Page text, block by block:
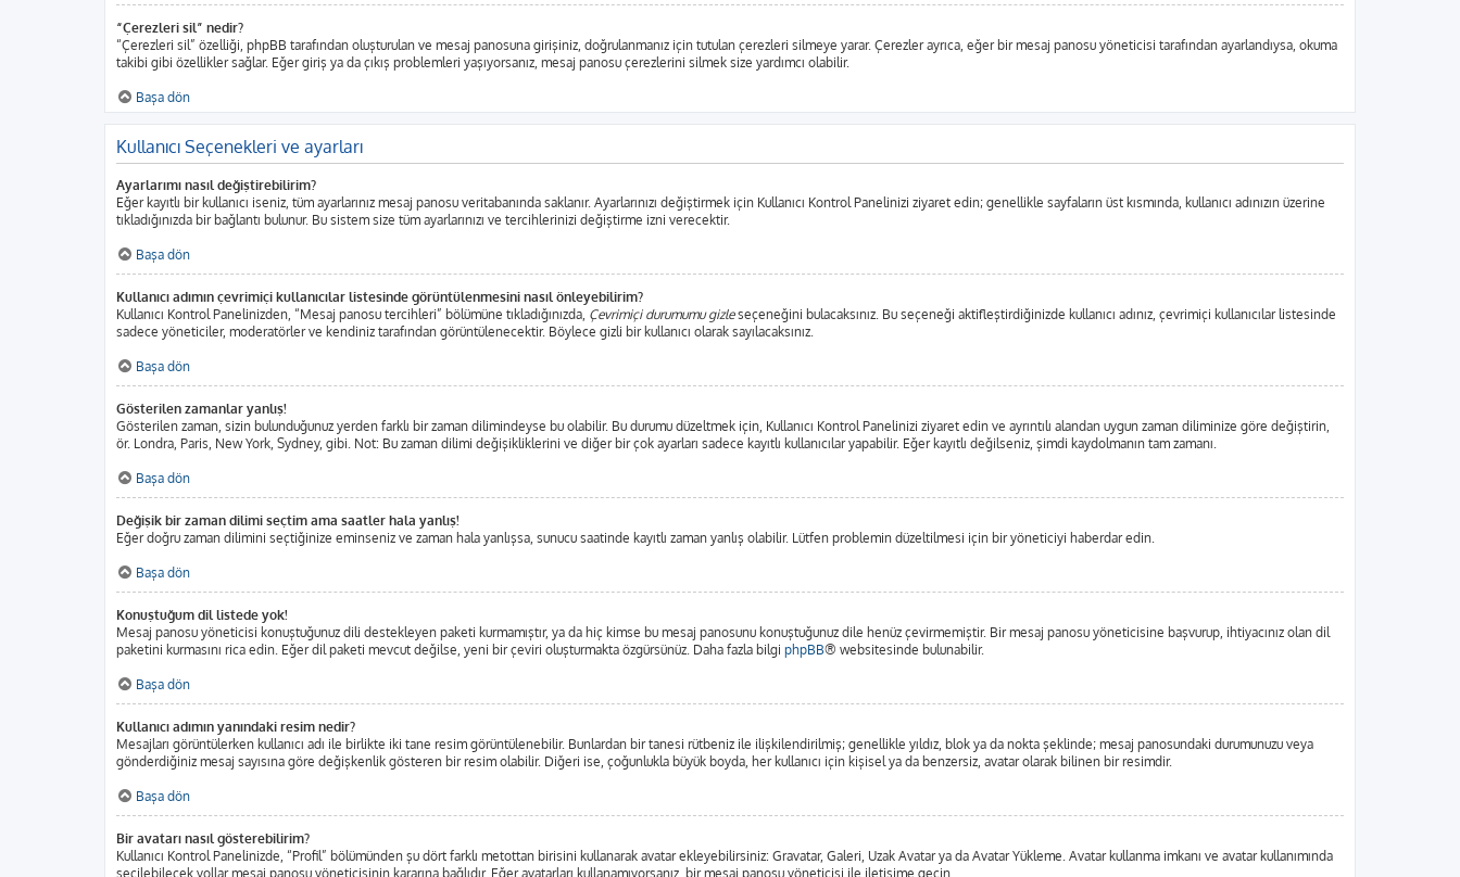
“Çerezleri sil” nedir?
“Çerezleri sil” özelliği, phpBB tarafından oluşturulan ve mesaj panosuna girişiniz, doğrulanmanız için tutulan çerezleri silmeye yarar. Çerezler ayrıca, eğer bir mesaj panosu yöneticisi tarafından ayarlandıysa, okuma
takibi gibi özellikler sağlar. Eğer giriş ya da çıkış problemleri yaşıyorsanız, mesaj panosu çerezlerini silmek size yardımcı olabilir.
Başa dön
Kullanıcı Seçenekleri ve ayarları
Ayarlarımı nasıl değiştirebilirim?
Eğer kayıtlı bir kullanıcı iseniz, tüm ayarlarınız mesaj panosu veritabanında saklanır. Ayarlarınızı değiştirmek için Kullanıcı Kontrol Panelinizi ziyaret edin; genellikle sayfaların üst kısmında, kullanıcı adınızın üzerine
tıkladığınızda bir bağlantı bulunur. Bu sistem size tüm ayarlarınızı ve tercihlerinizi değiştirme izni verecektir.
Başa dön
Kullanıcı adımın çevrimiçi kullanıcılar listesinde görüntülenmesini nasıl önleyebilirim?
Kullanıcı Kontrol Panelinizden, “Mesaj panosu tercihleri” bölümüne tıkladığınızda, Çevrimiçi durumumu gizleseçeneğini bulacaksınız. Bu seçeneği aktifleştirdiğinizde kullanıcı adınız, çevrimiçi kullanıcılar listesinde
sadece yöneticiler, moderatörler ve kendiniz tarafından görüntülenecektir. Böylece gizli bir kullanıcı olarak sayılacaksınız.
Başa dön
Gösterilen zamanlar yanlış!
Gösterilen zaman, sizin bulunduğunuz yerden farklı bir zaman dilimindeyse bu olabilir. Bu durumu düzeltmek için, Kullanıcı Kontrol Panelinizi ziyaret edin ve ayrıntılı alandan uygun zaman diliminize göre değiştirin,
ör. Londra, Paris, New York, Sydney, gibi. Not: Bu zaman dilimi değişikliklerini ve diğer bir çok ayarları sadece kayıtlı kullanıcılar yapabilir. Eğer kayıtlı değilseniz, şimdi kaydolmanın tam zamanı.
Başa dön
Değişik bir zaman dilimi seçtim ama saatler hala yanlış!
Eğer doğru zaman dilimini seçtiğinize eminseniz ve zaman hala yanlışsa, sunucu saatinde kayıtlı zaman yanlış olabilir. Lütfen problemin düzeltilmesi için bir yöneticiyi haberdar edin.
Başa dön
Konuştuğum dil listede yok!
Mesaj panosu yöneticisi konuştuğunuz dili destekleyen paketi kurmamıştır, ya da hiç kimse bu mesaj panosunu konuştuğunuz dile henüz çevirmemiştir. Bir mesaj panosu yöneticisine başvurup, ihtiyacınız olan dil
paketini kurmasını rica edin. Eğer dil paketi mevcut değilse, yeni bir çeviri oluşturmakta özgürsünüz. Daha fazla bilgi phpBB® websitesinde bulunabilir.
Başa dön
Kullanıcı adımın yanındaki resim nedir?
Mesajları görüntülerken kullanıcı adı ile birlikte iki tane resim görüntülenebilir. Bunlardan bir tanesi rütbeniz ile ilişkilendirilmiş; genellikle yıldız, blok ya da nokta şeklinde; mesaj panosundaki durumunuzu veya
gönderdiğiniz mesaj sayısına göre değişkenlik gösteren bir resim olabilir. Diğeri ise, çoğunlukla büyük boyda, her kullanıcı için kişisel ya da benzersiz, avatar olarak bilinen bir resimdir.
Başa dön
Bir avatarı nasıl gösterebilirim?
Kullanıcı Kontrol Panelinizde, “Profil” bölümünden şu dört farklı metottan birisini kullanarak avatar ekleyebilirsiniz: Gravatar, Galeri, Uzak Avatar ya da Avatar Yükleme. Avatar kullanma imkanı ve avatar kullanımında
seçilebilecek yollar mesaj panosu yöneticisinin kararına bağlıdır. Eğer avatarları kullanamıyorsanız, bir mesaj panosu yöneticisi ile iletişime geçin.